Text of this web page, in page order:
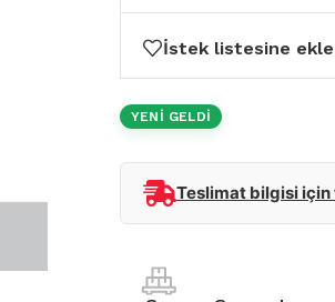
İstek listesine ekle
YENİ GELDİ
Teslimat bilgisi için